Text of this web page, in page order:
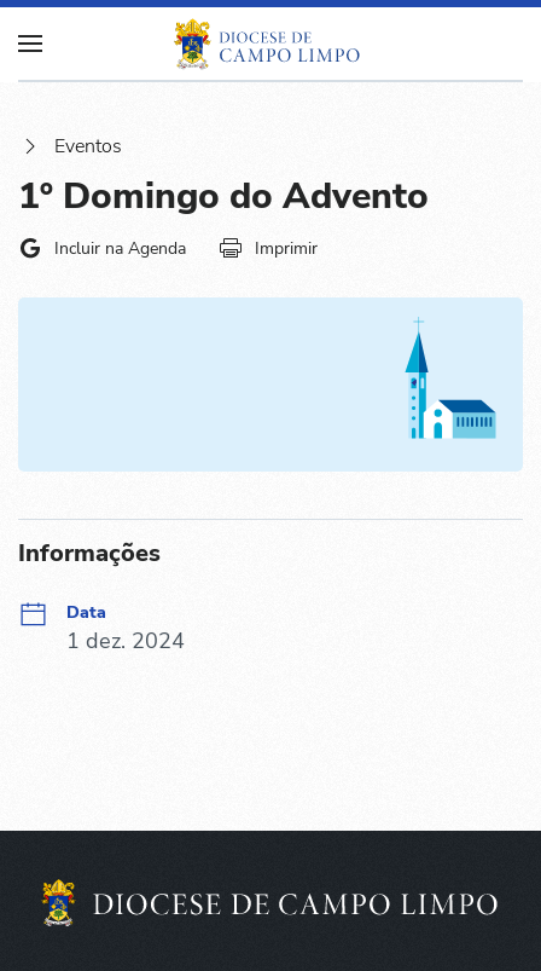
Eventos
1º Domingo do Advento
Incluir na Agenda Imprimir
Informações
Data
1 dez. 2024